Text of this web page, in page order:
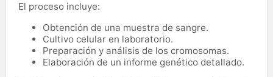
El proceso incluye:
Obtención de una muestra de sangre.
Cultivo celular en laboratorio.
Preparación y análisis de los cromosomas.
Elaboración de un informe genético detallado.